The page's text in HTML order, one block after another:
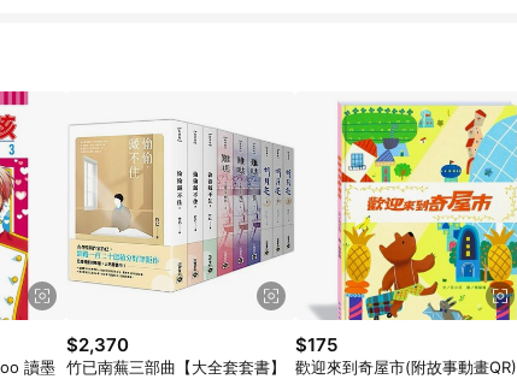
讀墨
$2,370
竹已南蕪三部曲【大全套套書】
$175
歡迎來到奇屋市(附故事動畫QR)